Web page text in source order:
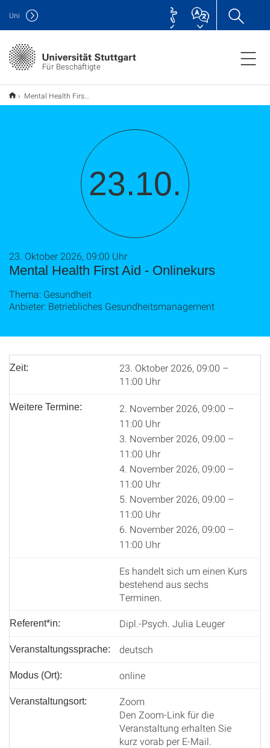
Für Beschäftigte
Uni
Mental Health First Aid - Onlinekurs
23.10.
Mental Health First Aid - Onlinekurs
23. Oktober 2026, 09:00 Uhr
Thema: Gesundheit
Anbieter: Betriebliches Gesundheitsmanagement
Zeit:
23. Oktober 2026, 09:00 –
11:00 Uhr
Weitere Termine:
2. November 2026, 09:00 –
11:00 Uhr
3. November 2026, 09:00 –
11:00 Uhr
4. November 2026, 09:00 –
11:00 Uhr
5. November 2026, 09:00 –
11:00 Uhr
6. November 2026, 09:00 –
11:00 Uhr
Es handelt sich um einen Kurs
bestehend aus sechs
Terminen.
Referent*in: Dipl.-Psych. Julia Leuger
Veranstaltungssprache: deutsch
Modus (Ort): online
Veranstaltungsort:
Zoom
Den Zoom-Link für die
Veranstaltung erhalten Sie
kurz vorab per E-Mail.